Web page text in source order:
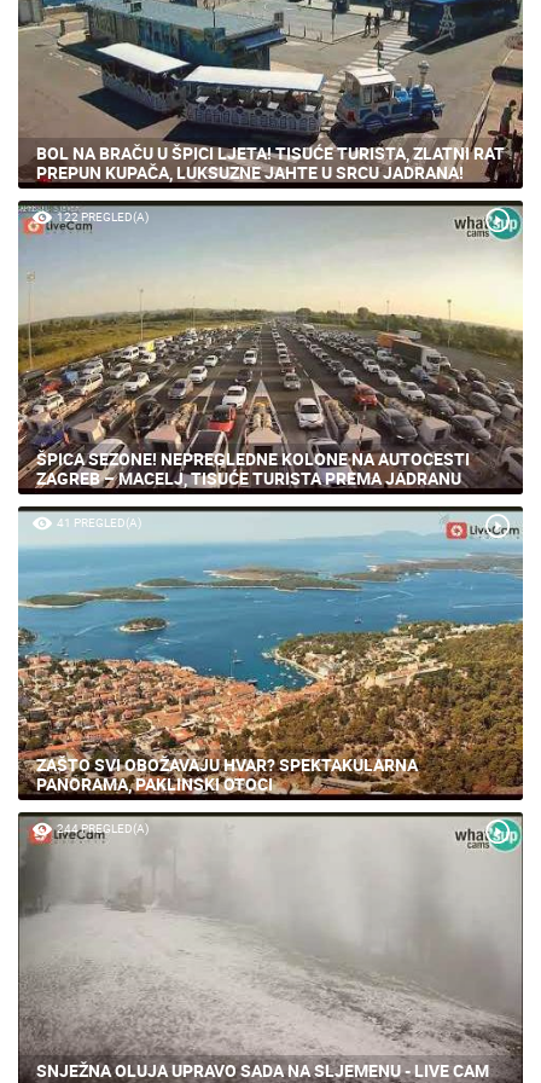
BOL NA BRAČU U ŠPICI LJETA! TISUĆE TURISTA, ZLATNI RAT
PREPUN KUPAČA, LUKSUZNE JAHTE U SRCU JADRANA!
122 PREGLED(A)
ŠPICA SEZONE! NEPREGLEDNE KOLONE NA AUTOCESTI
ZAGREB – MACELJ, TISUĆE TURISTA PREMA JADRANU
41 PREGLED(A)
ZAŠTO SVI OBOŽAVAJU HVAR? SPEKTAKULARNA
PANORAMA, PAKLINSKI OTOCI
244 PREGLED(A)
SNJEŽNA OLUJA UPRAVO SADA NA SLJEMENU - LIVE CAM